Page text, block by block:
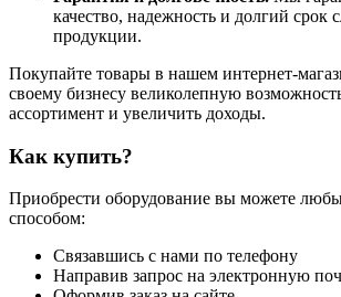
качество, надежность и долгий срок
продукции.
Покупайте товары в нашем интернет-
своему бизнесу великолепную
ассортимент и увеличить доходы.
Как купить?
Приобрести оборудование вы можете
способом:
Связавшись с нами по телефону
Направив запрос на электронную